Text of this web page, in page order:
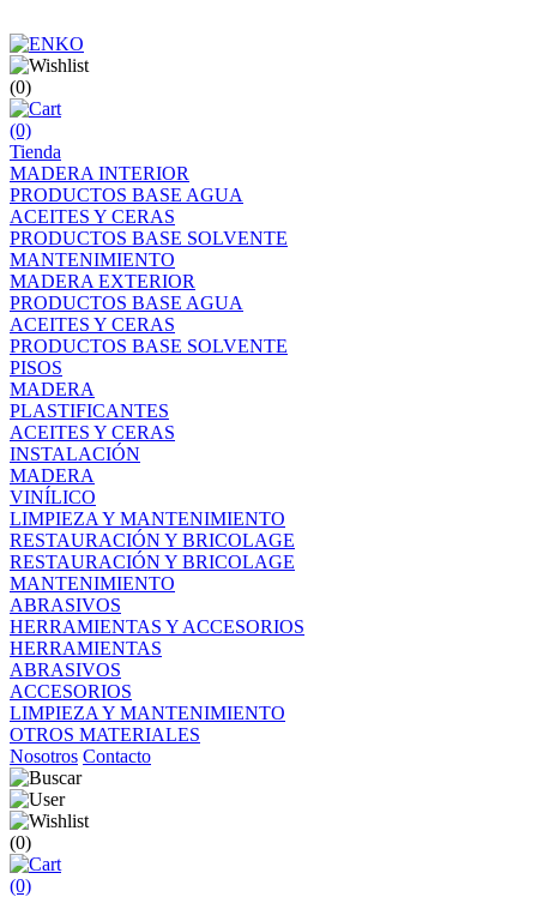
(0)
(0)
Tienda
MADERA INTERIOR
PRODUCTOS BASE AGUA
ACEITES Y CERAS
PRODUCTOS BASE SOLVENTE
MANTENIMIENTO
MADERA EXTERIOR
PRODUCTOS BASE AGUA
ACEITES Y CERAS
PRODUCTOS BASE SOLVENTE
PISOS
MADERA
PLASTIFICANTES
ACEITES Y CERAS
INSTALACIÓN
MADERA
VINÍLICO
LIMPIEZA Y MANTENIMIENTO
RESTAURACIÓN Y BRICOLAGE
RESTAURACIÓN Y BRICOLAGE
MANTENIMIENTO
ABRASIVOS
HERRAMIENTAS Y ACCESORIOS
HERRAMIENTAS
ABRASIVOS
ACCESORIOS
LIMPIEZA Y MANTENIMIENTO
OTROS MATERIALES
Nosotros Contacto
(0)
(0)